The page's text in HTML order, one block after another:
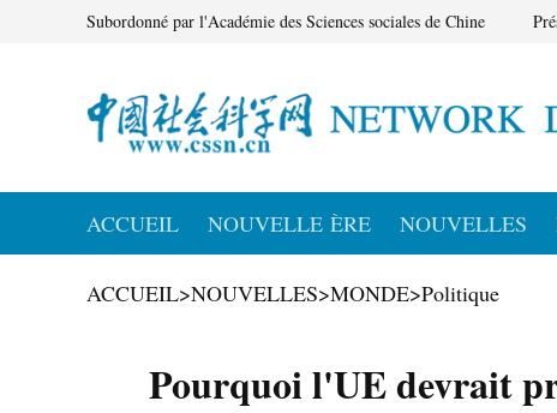
Subordonné par l'Académie des Sciences sociales de Chine
ACCUEIL NOUVELLE ÈRE NOUVELLES
ACCUEIL>NOUVELLES>MONDE>Politique
Pourquoi l'UE devrait